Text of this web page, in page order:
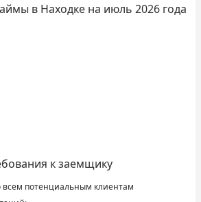
в Находке на июль 2026 года
к заемщику
всем потенциальным клиентам